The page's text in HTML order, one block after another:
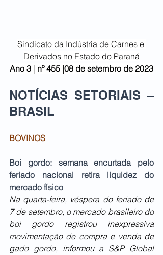
Sindicato da Indústria de Carnes e
Derivados no Estado do Paraná
Ano 3 | nº 455 |08 de setembro de 2023
NOTÍCIAS SETORIAIS –
BRASIL
BOVINOS
Boi gordo: semana encurtada pelo
feriado nacional retira liquidez do
mercado físico
Na quarta-feira, véspera do feriado de
7 de setembro, o mercado brasileiro do
boi gordo registrou inexpressiva
movimentação de compra e venda de
gado gordo, informou a S&P Global